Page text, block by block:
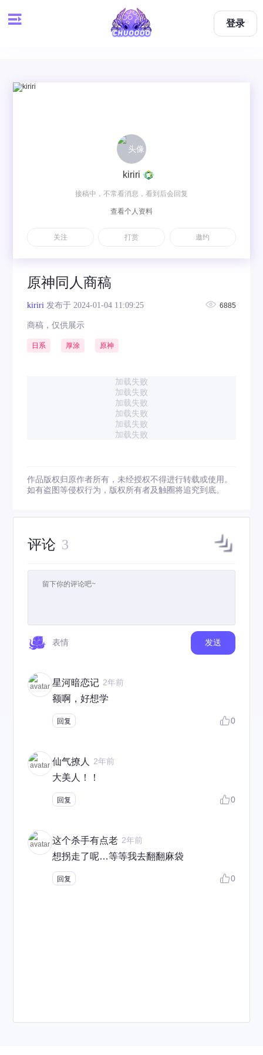
登录
原神同人商稿
kiriri 发布于 2024-01-04 11:09:25 6885
商稿，仅供展示
日系 厚涂 原神
加载失败
加载失败
加载失败
加载失败
加载失败
加载失败
作品版权归原作者所有，未经授权不得进行转载或使用。
如有盗图等侵权行为，版权所有者及触圈将追究到底。
评论 3
表情 发送
星河暗恋记 2年前
额啊，好想学
回复 0
仙气撩人 2年前
大美人！！
回复 0
这个杀手有点老 2年前
想拐走了呢…等等我去翻翻麻袋
回复 0
kiriri
接稿中，不常看消息，看到后会回复
查看个人资料
关注 打赏 邀约